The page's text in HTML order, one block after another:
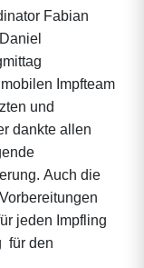
Fabian
Impfteam
und
dankte allen
Auch die

jeden Impfling
für den